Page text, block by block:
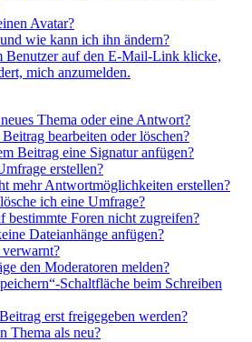
Avatar?
wie kann ich ihn ändern?
Benutzer auf den E-Mail-Link klicke,
mich anzumelden.
Thema oder eine Antwort?
bearbeiten oder löschen?
Beitrag eine Signatur anfügen?
erstellen?
mehr Antwortmöglichkeiten erstellen?
ich eine Umfrage?
bestimmte Foren nicht zugreifen?
Dateianhänge anfügen?
den Moderatoren melden?
Schaltfläche beim Schreiben
erst freigegeben werden?
Thema als neu?